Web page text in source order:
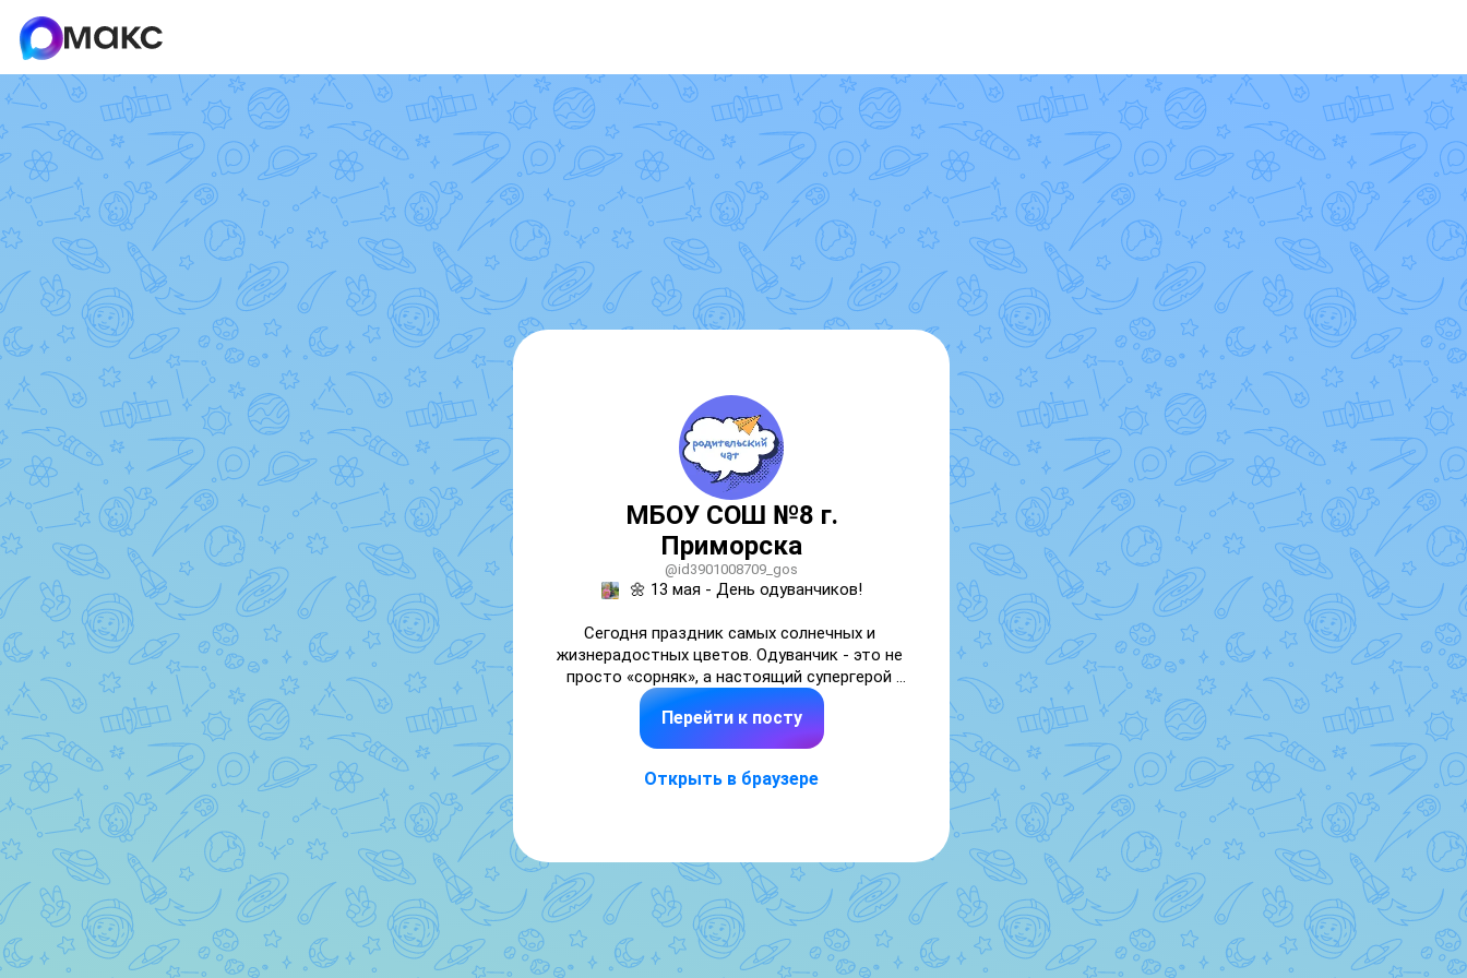
МБОУ СОШ №8 г.
Приморска
@id3901008709_gos
🌼 13 мая - День одуванчиков!
Сегодня праздник самых солнечных и
жизнерадостных цветов. Одуванчик - это не
просто «сорняк», а настоящий супергерой
растительного мира и символ надежды! ✨
Почему одуванчик достоин внимания?
метр, позволяя пробиваться даже сквозь
пищеварению. Из него делают даже
полезное варенье и мёд!
⏰ Живые часы: цветки раскрываются с
рассветом и закрываются точно к закату
(или перед дождедождем)
Перейти к посту
Открыть в браузере